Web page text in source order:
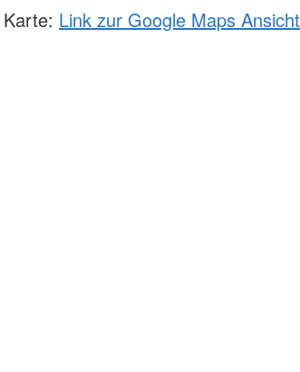
Karte: Link zur Google Maps Ansicht